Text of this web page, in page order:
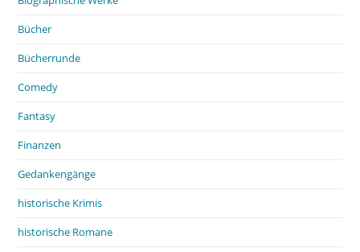
Bücher
Bücherrunde
Comedy
Fantasy
Finanzen
Gedankengänge
historische Krimis
historische Romane